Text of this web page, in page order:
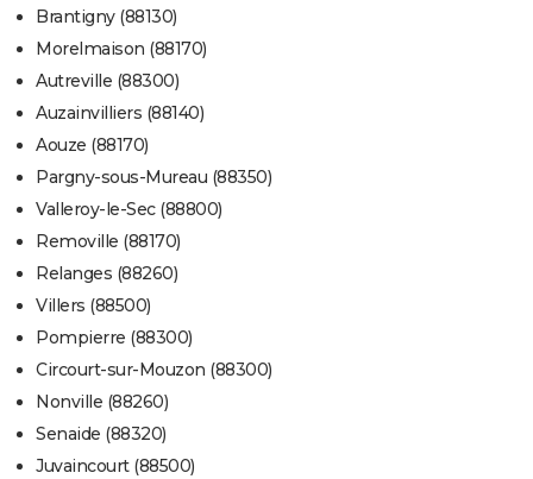
Brantigny (88130)
Morelmaison (88170)
Autreville (88300)
Auzainvilliers (88140)
Aouze (88170)
Pargny-sous-Mureau (88350)
Valleroy-le-Sec (88800)
Removille (88170)
Relanges (88260)
Villers (88500)
Pompierre (88300)
Circourt-sur-Mouzon (88300)
Nonville (88260)
Senaide (88320)
Juvaincourt (88500)